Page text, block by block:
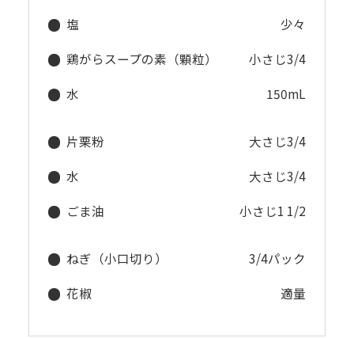
塩
少々
鶏がらスープの素（顆粒）
小さじ3/4
水
150mL
片栗粉
大さじ3/4
水
大さじ3/4
ごま油
小さじ1 1/2
ねぎ（小口切り）
3/4パック
花椒
適量